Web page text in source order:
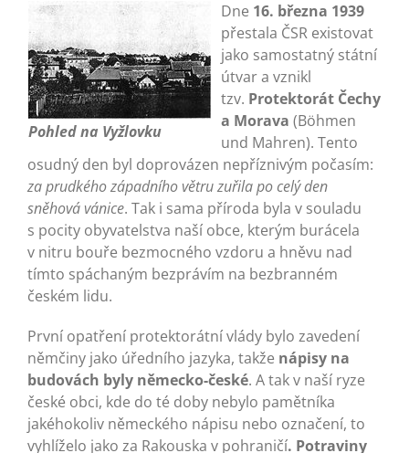
Pohled na Vyžlovku
Dne 16. března 1939
přestala ČSR existovat
jako samostatný státní
útvar a vznikl
tzv. Protektorát Čechy
a Morava (Böhmen
und Mahren). Tento
osudný den byl doprovázen nepříznivým počasím:
za prudkého západního větru zuřila po celý den
sněhová vánice. Tak i sama příroda byla v souladu
s pocity obyvatelstva naší obce, kterým burácela
v nitru bouře bezmocného vzdoru a hněvu nad
tímto spáchaným bezprávím na bezbranném
českém lidu.
První opatření protektorátní vlády bylo zavedení
němčiny jako úředního jazyka, takže nápisy na
budovách byly německo-české. A tak v naší ryze
české obci, kde do té doby nebylo pamětníka
jakéhokoliv německého nápisu nebo označení, to
vyhlíželo jako za Rakouska v pohraničí. Potraviny